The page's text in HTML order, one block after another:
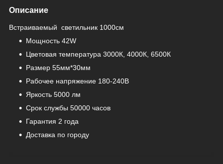
Описание
Встраиваемый светильник 1000см
Мощность 42W
Цветовая температура 3000К, 4000К, 6500К
Размер 55мм*30мм
Рабочее напряжение 180-240В
Яркость 5000 лм
Срок службы 50000 часов
Гарантия 2 года
Доставка по городу